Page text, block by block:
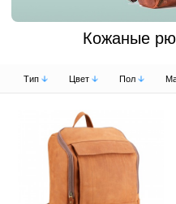
Кожаные
Тип Цвет Пол